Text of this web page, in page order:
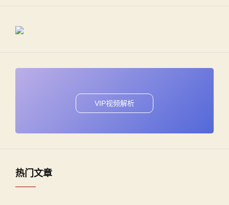
VIP视频解析
热门文章